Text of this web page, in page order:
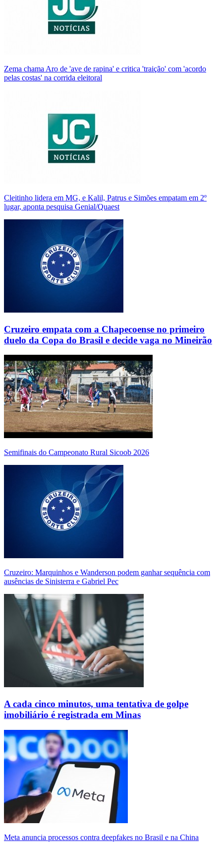
Zema chama Aro de 'ave de rapina' e critica 'traição' com 'acordo
pelas costas' na corrida eleitoral
Cleitinho lidera em MG, e Kalil, Patrus e Simões empatam em 2º
lugar, aponta pesquisa Genial/Quaest
Cruzeiro empata com a Chapecoense no primeiro
duelo da Copa do Brasil e decide vaga no Mineirão
Semifinais do Campeonato Rural Sicoob 2026
Cruzeiro: Marquinhos e Wanderson podem ganhar sequência com
ausências de Sinisterra e Gabriel Pec
A cada cinco minutos, uma tentativa de golpe
imobiliário é registrada em Minas
Meta anuncia processos contra deepfakes no Brasil e na China